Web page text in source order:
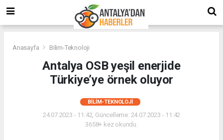
Anasayfa Bilim-Teknoloji
Antalya OSB yeşil enerjide
Türkiye’ye örnek oluyor
BILIM-TEKNOLOJI
24.07.2023 - 11:42, Güncelleme: 24.07.2023 - 11:42
3658+ kez okundu.